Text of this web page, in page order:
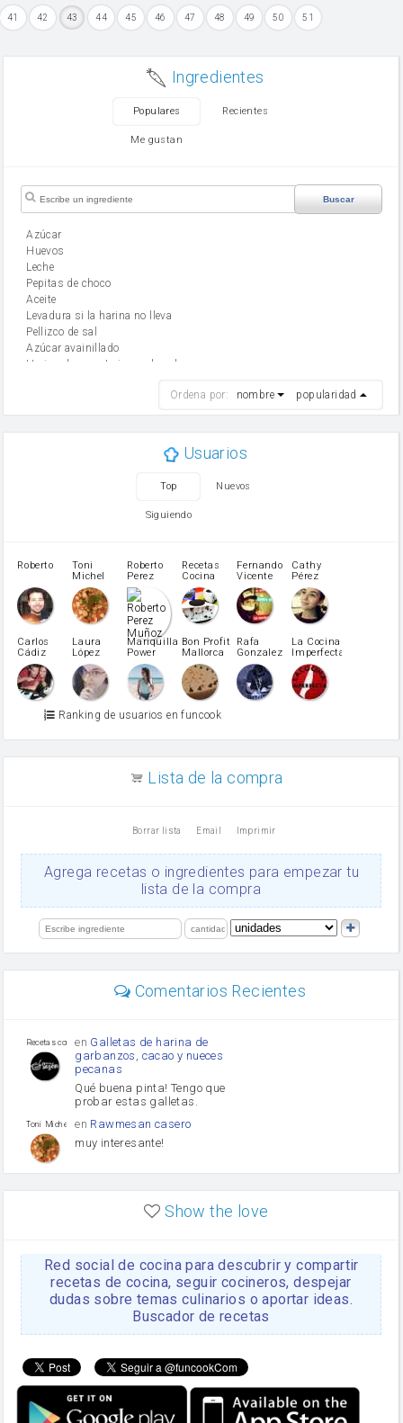
41 42 43 44 45 46 47 48 49 50 51
Ingredientes
Populares Recientes
Me gustan
Buscar
Azúcar
huevos
leche
Pepitas de choco
aceite
Levadura si la harina no lleva
Pellizco de sal
Azúcar avainillado
Harina de reposteria con levadura
mantequilla
Opcional: Ron o Whisky
patatas
pimiento rojo
Pimentón
pimiento verde
miel
vino blanco
Azúcar glass
Azúcar moreno
Zumo de limón
arroz
Ajos
Levadura
limón
Ordena por: nombre popularidad
Usuarios
Top Nuevos
Siguiendo
Roberto
Toni
Michel
Caubet
Roberto
Perez
Muñoz
Recetas
Cocina
Fernando
Vicente
Cathy
Pérez
Carlos
Cádiz
Laura
López
Martínez
Mariquilla
Power
Bon Profit
Mallorca
Rafa
Gonzalez
La Cocina
Imperfecta
Ranking de usuarios en funcook
Lista de la compra
Borrar lista Email Imprimir
Agrega recetas o ingredientes para empezar tu
lista de la compra
Comentarios Recientes
Recetas con sazon
en Galletas de harina de
garbanzos, cacao y nueces
pecanas
Qué buena pinta! Tengo que
probar estas galletas.
Toni Michel Caubet
en Rawmesan casero
muy interesante!
enLasaña casera fácil y
HOJALDROSA TV
enGachas de la abuela
Rosa
https://youtu.be/Mz69gcVO3sI
Rosa enReceta Del Bizcocho
Disculpa. En la foto aparece
el bizcocho de xoco y en el
apartado de los ingredientes
te has olvidado de poner la
Show the love
Red social de cocina para descubrir y compartir
recetas de cocina, seguir cocineros, despejar
dudas sobre temas culinarios o aportar ideas.
Buscador de recetas